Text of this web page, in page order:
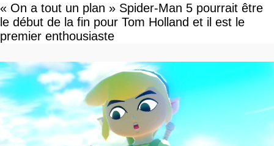
« On a tout un plan » Spider-Man 5 pourrait être
le début de la fin pour Tom Holland et il est le
premier enthousiaste